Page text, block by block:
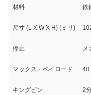
材料 鉄
尺寸 (L X W X H) (ミリ)
停止 メ
マックス・ペイロード
キングピン 2